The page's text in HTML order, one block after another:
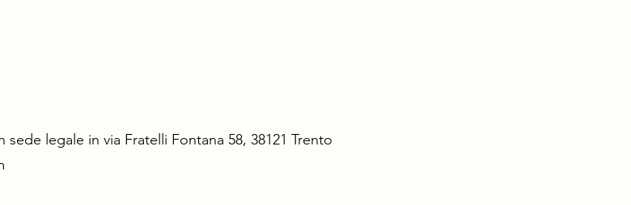
legale in via Fratelli Fontana 58, 38121 Trento